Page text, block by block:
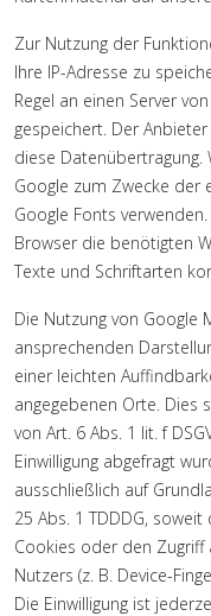
Zur Nutzung der
Ihre IP-Adresse zu
Regel an einen Server
gespeichert. Der
diese Datenübertragung.
Google zum Zwecke der
Google Fonts
Browser die benötigten
Texte und Schriftarten
Die Nutzung von Google
ansprechenden
einer leichten
angegebenen Orte. Dies
von Art. 6 Abs. 1 lit. f
Einwilligung abgefragt
ausschließlich auf
25 Abs. 1 TDDDG,
Cookies oder den
Nutzers (z. B. Device-
Die Einwilligung ist